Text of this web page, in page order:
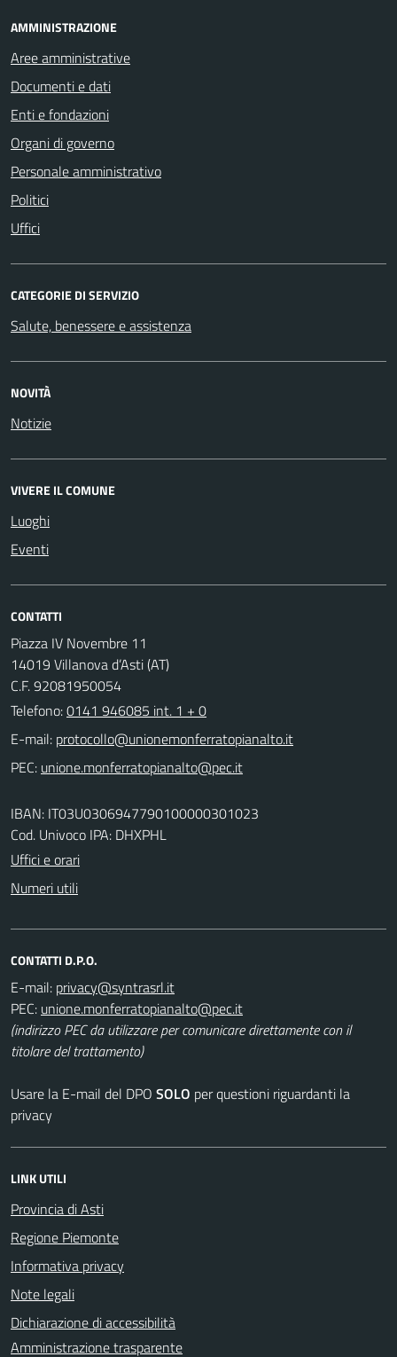
AMMINISTRAZIONE
Aree amministrative
Documenti e dati
Enti e fondazioni
Organi di governo
Personale amministrativo
Politici
Uffici
CATEGORIE DI SERVIZIO
Salute, benessere e assistenza
NOVITÀ
Notizie
VIVERE IL COMUNE
Luoghi
Eventi
CONTATTI
Piazza IV Novembre 11
14019 Villanova d’Asti (AT)
C.F. 92081950054
Telefono:0141 946085 int. 1 + 0
E-mail:
PEC:
IBAN: IT03U0306947790100000301023
Cod. Univoco IPA: DHXPHL
Uffici e orari
Numeri utili
CONTATTI D.P.O.
E-mail:
PEC:
(indirizzo PEC da utilizzare per comunicare direttamente con il
titolare del trattamento)
Usare la E-mail del DPO SOLO per questioni riguardanti la
privacy
LINK UTILI
Provincia di Asti
Regione Piemonte
Informativa privacy
Note legali
Dichiarazione di accessibilità
Amministrazione trasparente